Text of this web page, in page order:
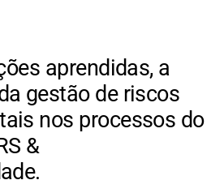
aprendidas, a
gestão de riscos
nos processos do
&